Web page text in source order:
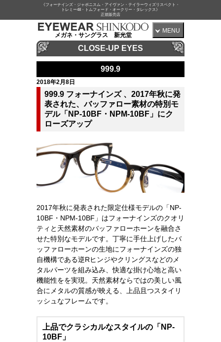
《フォーナインズ・ジャポニスム・アイヴァン・テイラーウィズリスペクト・
トレミー48・トムフォード・オークリー・タレックス》
正規販売店
メガネ・サングラス 新光堂
MENU
CLOSE-UP EYES
999.9
2018年2月8日
999.9 フォーナインズ 、2017年秋に発
表された、バッファロー素材の特別モ
デル「NP-10BF・NPM-10BF」にク
ローズアップ
2017年秋に発表された限定仕様モデルの「NP-
10BF・NPM-10BF」はフォーナインズのクオリ
ティと天然素材のバッファローホーンを融合さ
せた特別なモデルです。丁寧に手仕上げしたバ
ッファローホーンの生地にフォーナインズの独
自機構である逆Rヒンジやクリングスなどのメ
タルパーツを組み込み、快適な掛け心地と高い
機能性をを実現。天然素材ならではの美しい風
合にメタルの質感が映える、上品且つスタイリ
ッシュなフレームです。
上品でクラシカルなスタイルの「NP-
10BF」